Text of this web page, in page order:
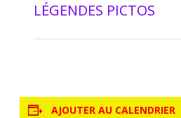
LÉGENDES PICTOS
AJOUTER AU CALENDRIER